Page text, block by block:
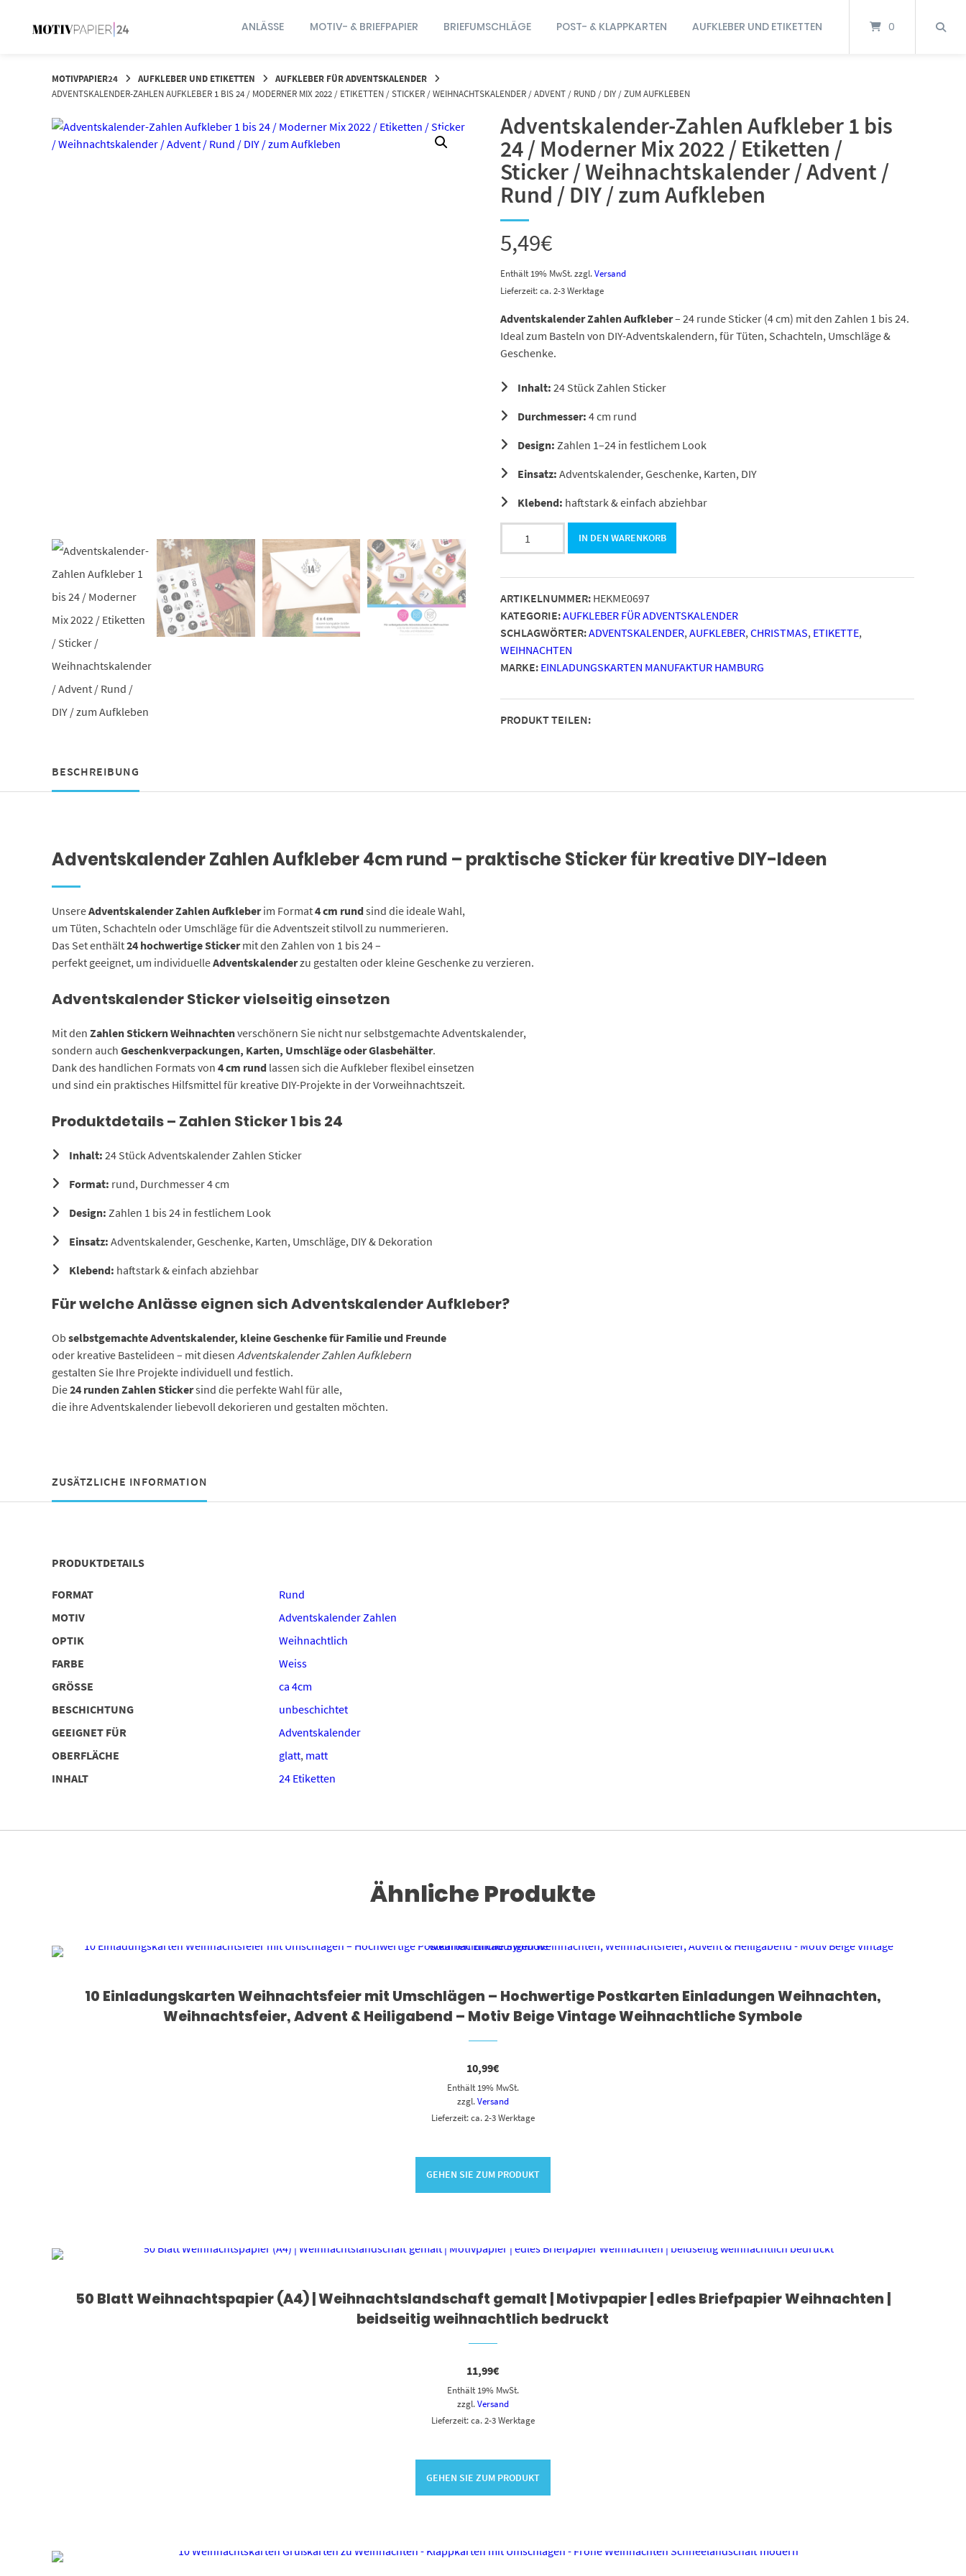
ANLÄSSE MOTIV- & BRIEFPAPIER BRIEFUMSCHLÄGE POST- & KLAPPKARTEN AUFKLEBER UND ETIKETTEN 0
MOTIVPAPIER24 AUFKLEBER UND ETIKETTEN
AUFKLEBER FÜR ADVENTSKALENDER
ADVENTSKALENDER-ZAHLEN AUFKLEBER 1 BIS 24 / MODERNER MIX 2022 / ETIKETTEN / STICKER / WEIHNACHTSKALENDER / ADVENT / RUND / DIY / ZUM AUFKLEBEN
Adventskalender-Zahlen Aufkleber 1 bis
24 / Moderner Mix 2022 / Etiketten /
Sticker / Weihnachtskalender / Advent /
Rund / DIY / zum Aufkleben
5,49€
Enthält 19% MwSt.zzgl.Versand
Lieferzeit: ca. 2-3 Werktage
Adventskalender Zahlen Aufkleber– 24 runde Sticker (4 cm) mit den Zahlen 1 bis 24.
Ideal zum Basteln von DIY-Adventskalendern, für Tüten, Schachteln, Umschläge &
Geschenke.
Inhalt: 24 Stück Zahlen Sticker
Durchmesser: 4 cm rund
Design: Zahlen 1–24 in festlichem Look
Einsatz: Adventskalender, Geschenke, Karten, DIY
Klebend: haftstark & einfach abziehbar
Zahlen
1
bis
24
/
Moderner
Mix
/
Etiketten
Weihnachtskalender
Rund
Menge
IN DEN WARENKORB
ARTIKELNUMMER: HEKME0697
KATEGORIE:AUFKLEBER FÜR ADVENTSKALENDER
SCHLAGWÖRTER:ADVENTSKALENDER, AUFKLEBER, CHRISTMAS, ETIKETTE,
WEIHNACHTEN
MARKE: EINLADUNGSKARTEN MANUFAKTUR HAMBURG
PRODUKT TEILEN:
BESCHREIBUNG
Adventskalender Zahlen Aufkleber 4cm rund – praktische Sticker für kreative DIY-Ideen
UnsereAdventskalender Zahlen Aufkleberim Format4 cm rundsind die ideale Wahl,
um Tüten, Schachteln oder Umschläge für die Adventszeit stilvoll zu nummerieren.
Das Set enthält24 hochwertige Stickermit den Zahlen von 1 bis 24 –
perfekt geeignet, um individuelleAdventskalenderzu gestalten oder kleine Geschenke zu verzieren.
Adventskalender Sticker vielseitig einsetzen
Mit den Zahlen Stickern Weihnachtenverschönern Sie nicht nur selbstgemachte Adventskalender,
sondern auch Geschenkverpackungen, Karten, Umschläge oder Glasbehälter.
Dank des handlichen Formats von 4 cm rundlassen sich die Aufkleber flexibel einsetzen
und sind ein praktisches Hilfsmittel für kreative DIY-Projekte in der Vorweihnachtszeit.
Produktdetails – Zahlen Sticker 1 bis 24
Inhalt: 24 Stück Adventskalender Zahlen Sticker
Format: rund, Durchmesser 4 cm
Design: Zahlen 1 bis 24 in festlichem Look
Einsatz: Adventskalender, Geschenke, Karten, Umschläge, DIY & Dekoration
Klebend: haftstark & einfach abziehbar
Für welche Anlässe eignen sich Adventskalender Aufkleber?
Ob selbstgemachte Adventskalender, kleine Geschenke für Familie und Freunde
oder kreative Bastelideen – mit diesen Adventskalender Zahlen Aufklebern
gestalten Sie Ihre Projekte individuell und festlich.
Die24 runden Zahlen Stickersind die perfekte Wahl für alle,
die ihre Adventskalender liebevoll dekorieren und gestalten möchten.
ZUSÄTZLICHE INFORMATION
PRODUKTDETAILS
FORMAT
Rund
MOTIV
Adventskalender Zahlen
OPTIK
Weihnachtlich
FARBE
Weiss
GRÖSSE
ca 4cm
BESCHICHTUNG
unbeschichtet
GEEIGNET FÜR
Adventskalender
OBERFLÄCHE
glatt, matt
INHALT
24 Etiketten
Ähnliche Produkte
10 Einladungskarten Weihnachtsfeier mit Umschlägen – Hochwertige Postkarten Einladungen Weihnachten,
Weihnachtsfeier, Advent & Heiligabend – Motiv Beige Vintage Weihnachtliche Symbole
10,99€
Enthält 19% MwSt.
zzgl.Versand
Lieferzeit: ca. 2-3 Werktage
GEHEN SIE ZUM PRODUKT
50 Blatt Weihnachtspapier (A4) | Weihnachtslandschaft gemalt | Motivpapier | edles Briefpapier Weihnachten |
beidseitig weihnachtlich bedruckt
11,99€
Enthält 19% MwSt.
zzgl.Versand
Lieferzeit: ca. 2-3 Werktage
GEHEN SIE ZUM PRODUKT